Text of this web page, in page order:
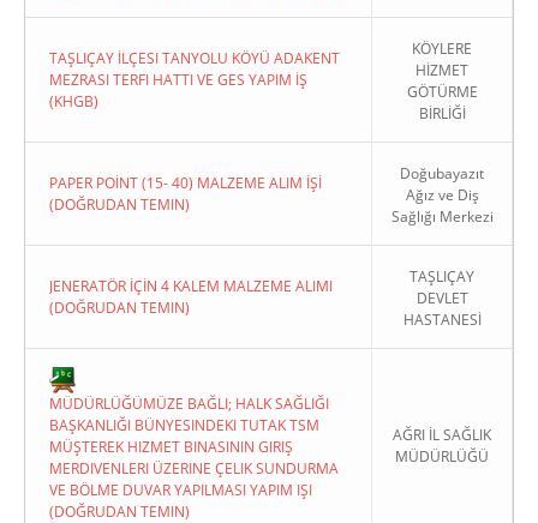
TAŞLIÇAY İLÇESI TANYOLU KÖYÜ ADAKENT
MEZRASI TERFI HATTI VE GES YAPIM İŞ
(KHGB)
KÖYLERE
HİZMET
GÖTÜRME
BİRLİĞİ
PAPER POİNT (15- 40) MALZEME ALIM İŞİ
(DOĞRUDAN TEMIN)
Doğubayazıt
Ağız ve Diş
Sağlığı Merkezi
JENERATÖR İÇİN 4 KALEM MALZEME ALIMI
(DOĞRUDAN TEMIN)
TAŞLIÇAY
DEVLET
HASTANESİ
MÜDÜRLÜĞÜMÜZE BAĞLI; HALK SAĞLIĞI
BAŞKANLIĞI BÜNYESINDEKI TUTAK TSM
MÜŞTEREK HIZMET BINASININ GIRIŞ
MERDIVENLERI ÜZERINE ÇELIK SUNDURMA
VE BÖLME DUVAR YAPILMASI YAPIM IŞI
(DOĞRUDAN TEMIN)
AĞRI İL SAĞLIK
MÜDÜRLÜĞÜ